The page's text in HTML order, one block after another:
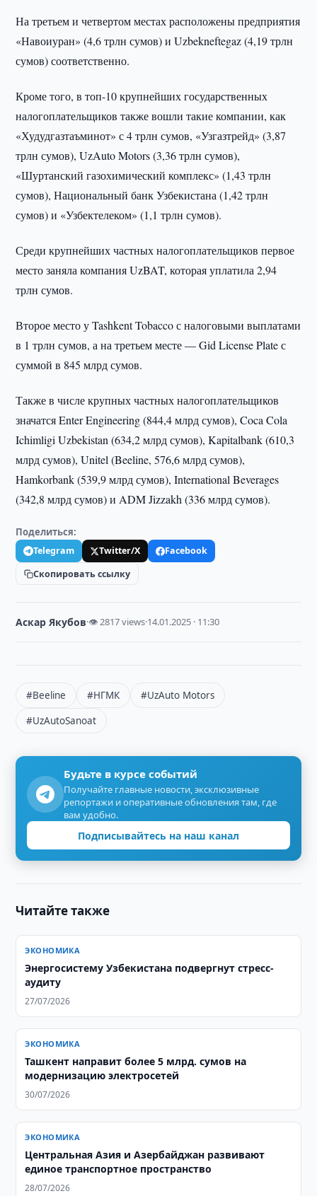
На третьем и четвертом местах расположены предприятия
«Навоиуран» (4,6 трлн сумов) и Uzbekneftegaz (4,19 трлн
сумов) соответственно.
Кроме того, в топ-10 крупнейших государственных
налогоплательщиков также вошли такие компании, как
«Худудгазтаъминот» с 4 трлн сумов, «Узгазтрейд» (3,87
трлн сумов), UzAuto Motors (3,36 трлн сумов),
«Шуртанский газохимический комплекс» (1,43 трлн
сумов), Национальный банк Узбекистана (1,42 трлн
сумов) и «Узбектелеком» (1,1 трлн сумов).
Среди крупнейших частных налогоплательщиков первое
место заняла компания UzBAT, которая уплатила 2,94
трлн сумов.
Второе место у Tashkent Tobacco с налоговыми выплатами
в 1 трлн сумов, а на третьем месте — Gid License Plate с
суммой в 845 млрд сумов.
Также в числе крупных частных налогоплательщиков
значатся Enter Engineering (844,4 млрд сумов), Coca Cola
Ichimligi Uzbekistan (634,2 млрд сумов), Kapitalbank (610,3
млрд сумов), Unitel (Beeline, 576,6 млрд сумов),
Hamkorbank (539,9 млрд сумов), International Beverages
(342,8 млрд сумов) и ADM Jizzakh (336 млрд сумов).
Поделиться:
Telegram Twitter/X
Facebook
Скопировать ссылку
Аскар Якубов·👁 2817 views·14.01.2025 · 11:30
#Beeline #НГМК
#UzAuto Motors
#UzAutoSanoat
Будьте в курсе событий
Получайте главные новости, эксклюзивные
репортажи и оперативные обновления там, где
вам удобно.
Подписывайтесь на наш канал
Читайте также
ЭКОНОМИКА
Энергосистему Узбекистана подвергнут стресс-
аудиту
27/07/2026
ЭКОНОМИКА
Ташкент направит более 5 млрд. сумов на
модернизацию электросетей
30/07/2026
ЭКОНОМИКА
Центральная Азия и Азербайджан развивают
единое транспортное пространство
28/07/2026